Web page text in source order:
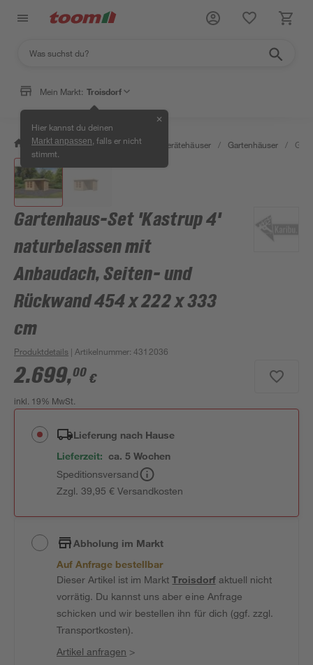
Mein Markt: Troisdorf
Hier kannst du deinen
Markt anpassen , falls er nicht
stimmt.
✕
/ Garten & Freizeit / Garten- & Gerätehäuser / Gartenhäuser /
Gartenhaus-Set 'Kastrup 4'
naturbelassen mit
Anbaudach, Seiten- und
Rückwand 454 x 222 x 333
cm
Produktdetails | Artikelnummer:4312036
2.699,00 €
inkl. 19% MwSt.
Lieferung nach Hause
Lieferzeit: ca. 5 Wochen
Speditionsversand
Zzgl. 39,95 € Versandkosten
Abholung im Markt
Auf Anfrage bestellbar
Dieser Artikel ist im MarktTroisdorfaktuell nicht
vorrätig. Du kannst uns aber eine Anfrage
schicken und wir bestellen ihn für dich (ggf. zzgl.
Transportkosten).
Artikel anfragen >